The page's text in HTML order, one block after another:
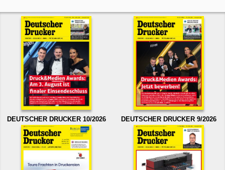
DEUTSCHER DRUCKER 10/2026 DEUTSCHER DRUCKER 9/2026